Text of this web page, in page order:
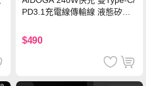
PD3.1充電線傳輸線 液態矽膠
機/平板/筆電
$490